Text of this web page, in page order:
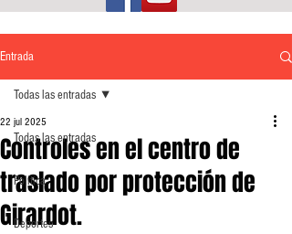
Entrada
Todas las entradas
Política
Deportes
Todas las entradas
Controles en el centro de
traslado por protección de
Girardot.
22 jul 2025